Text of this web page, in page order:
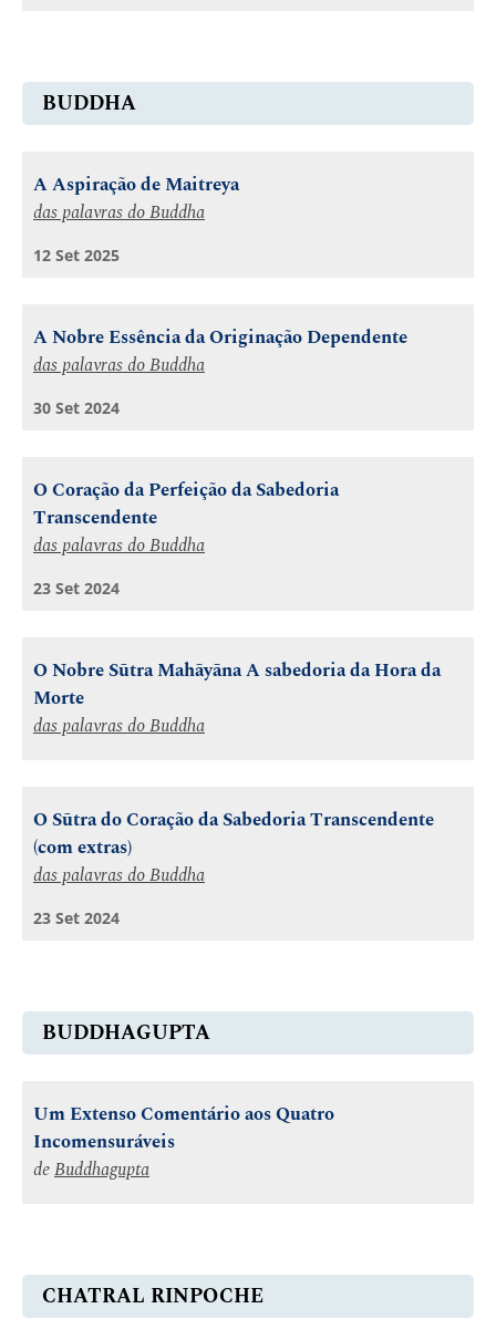
BUDDHA
A Aspiração de Maitreya
das palavras do Buddha
12 Set 2025
A Nobre Essência da Originação Dependente
das palavras do Buddha
30 Set 2024
O Coração da Perfeição da Sabedoria
Transcendente
das palavras do Buddha
23 Set 2024
O Nobre Sūtra Mahāyāna A sabedoria da Hora da
Morte
das palavras do Buddha
O Sūtra do Coração da Sabedoria Transcendente
(com extras)
das palavras do Buddha
23 Set 2024
BUDDHAGUPTA
Um Extenso Comentário aos Quatro
Incomensuráveis
deBuddhagupta
CHATRAL RINPOCHE